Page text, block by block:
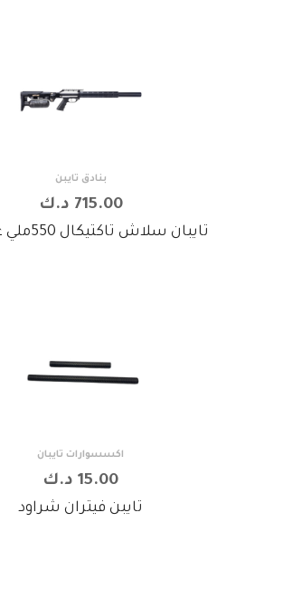
بنادق تايبن
715.00 د.ك
تايبان سلاش تاكتيكال 550ملي عيار 5.5
اكسسوارات تايبان
15.00 د.ك
تايبن فيتران شراود